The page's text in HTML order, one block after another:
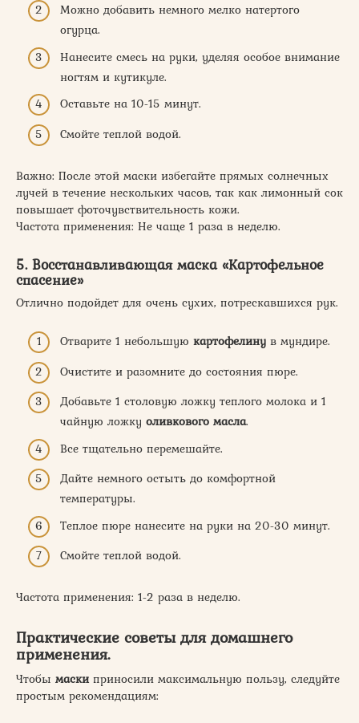
Можно добавить немного мелко натертого
огурца.
Нанесите смесь на руки, уделяя особое внимание
ногтям и кутикуле.
Оставьте на 10-15 минут.
Смойте теплой водой.
Важно: После этой маски избегайте прямых солнечных
лучей в течение нескольких часов, так как лимонный сок
повышает фоточувствительность кожи.
Частота применения: Не чаще 1 раза в неделю.
5. Восстанавливающая маска «Картофельное
спасение»
Отлично подойдет для очень сухих, потрескавшихся рук.
Отварите 1 небольшую картофелину в мундире.
Очистите и разомните до состояния пюре.
Добавьте 1 столовую ложку теплого молока и 1
чайную ложку оливкового масла.
Все тщательно перемешайте.
Дайте немного остыть до комфортной
температуры.
Теплое пюре нанесите на руки на 20-30 минут.
Смойте теплой водой.
Частота применения: 1-2 раза в неделю.
Практические советы для домашнего
применения.
Чтобы маскиприносили максимальную пользу, следуйте
простым рекомендациям: